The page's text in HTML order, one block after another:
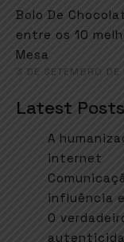
Bolo De
entre os 10
Mesa
3 DE SETEMBRO
Latest Posts
A
internet
influência
O